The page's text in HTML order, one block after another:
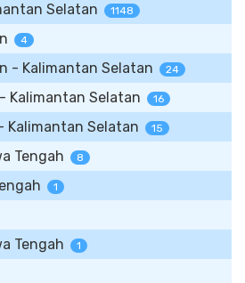
Selatan 1148
4
- Kalimantan Selatan 24
Kalimantan Selatan 16
Kalimantan Selatan 15
Tengah 8
1
Tengah 1